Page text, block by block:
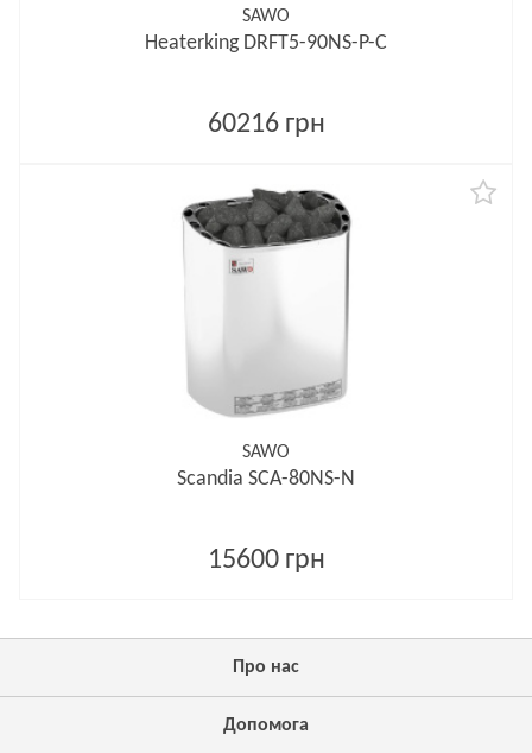
SAWO
Heaterking DRFT5-90NS-P-C
60216 грн
SAWO
Scandia SCA-80NS-N
15600 грн
Про нас
Допомога